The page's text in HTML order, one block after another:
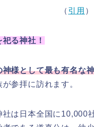
（ 引用 ）
る神社！
様として最も有名な
参拝に訪れます。
は日本全国に10,000